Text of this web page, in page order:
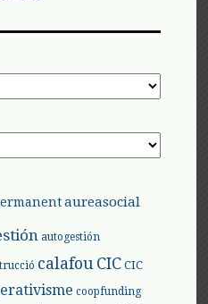
aureasocial
autogestión
calafouCIC CIC
coopfunding